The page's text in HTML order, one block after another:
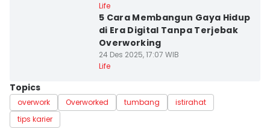
Life
5 Cara Membangun Gaya Hidup
di Era Digital Tanpa Terjebak
Overworking
24 Des 2025, 17:07 WIB
Life
Topics
overwork Overworked tumbang
istirahat
tips karier